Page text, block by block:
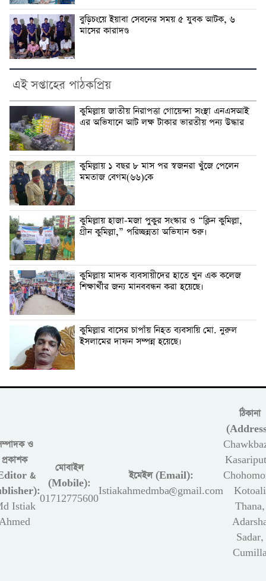
বুড়িচংয়ে ইয়াবা সেবনের সময় ৫ যুবক আটক, ৬
মাসের কারাদণ্ড
এই সপ্তাহের পাঠকপ্রিয়
কুমিল্লায় জাতীয় নিরাপত্তা গোয়েন্দা সংস্থা এনএসআই
এর অভিযানে আট লক্ষ টাকার ভারতীয় পন্য উদ্ধার
কুমিল্লায় ১ বছর ৮ মাস পর স্বজনরা খুঁজে পেলেন
মমতাজ বেগম(৬৬)কে
কুমিল্লায় হাজা-মজা পুকুর সংস্কার ও “ক্লিন কুমিল্লা,
গ্রীন কুমিল্লা,” পরিচ্ছন্নতা অভিযান শুরু।
কুমিল্লায় মাদক ব্যবসায়ীদের হাতে খুন এক কলেজ
শিক্ষার্থীর জন্য মানববন্ধন করা হয়েছে।
কুমিল্লার বাসের চাপাঁয় নিহত ব্যবসায়ি মো. নুরুল
ইসলামের দাফন সম্পন্ন হয়েছে।
ও
প্রকাশক
&
Istiak
মোবাইল
(Mobile):
01712775600
ইমেইল (Email):
Istiakahmedmba@gmail.com
ঠিকানা
Kotoali
Thana,
Sadar,